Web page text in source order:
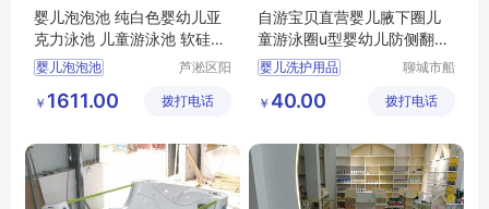
婴儿泡泡池 纯白色婴幼儿亚
克力泳池 儿童游泳池 软硅胶
澡盆
婴儿泡泡池
儿童游泳池
芦淞区阳
童游泳馆
￥ 1611.00 拨打电话
自游宝贝直营婴儿腋下圈儿
童游泳圈u型婴幼儿防侧翻双
气囊安全圈
婴儿洗护用品
母婴店洗护用品
聊城市船
乐设备有
￥ 40.00 拨打电话